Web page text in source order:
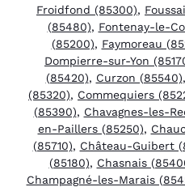
Froidfond (85300),
(85480), Fontenay-le-
(85200), Faymoreau
Dompierre-sur-Yon
(85420), Curzon (85540),
(85320), Commequiers
(85390), Chavagnes-les-
en-Paillers (85250),
(85710), Château-Guibert
(85180), Chasnais
Champagné-les-Marais